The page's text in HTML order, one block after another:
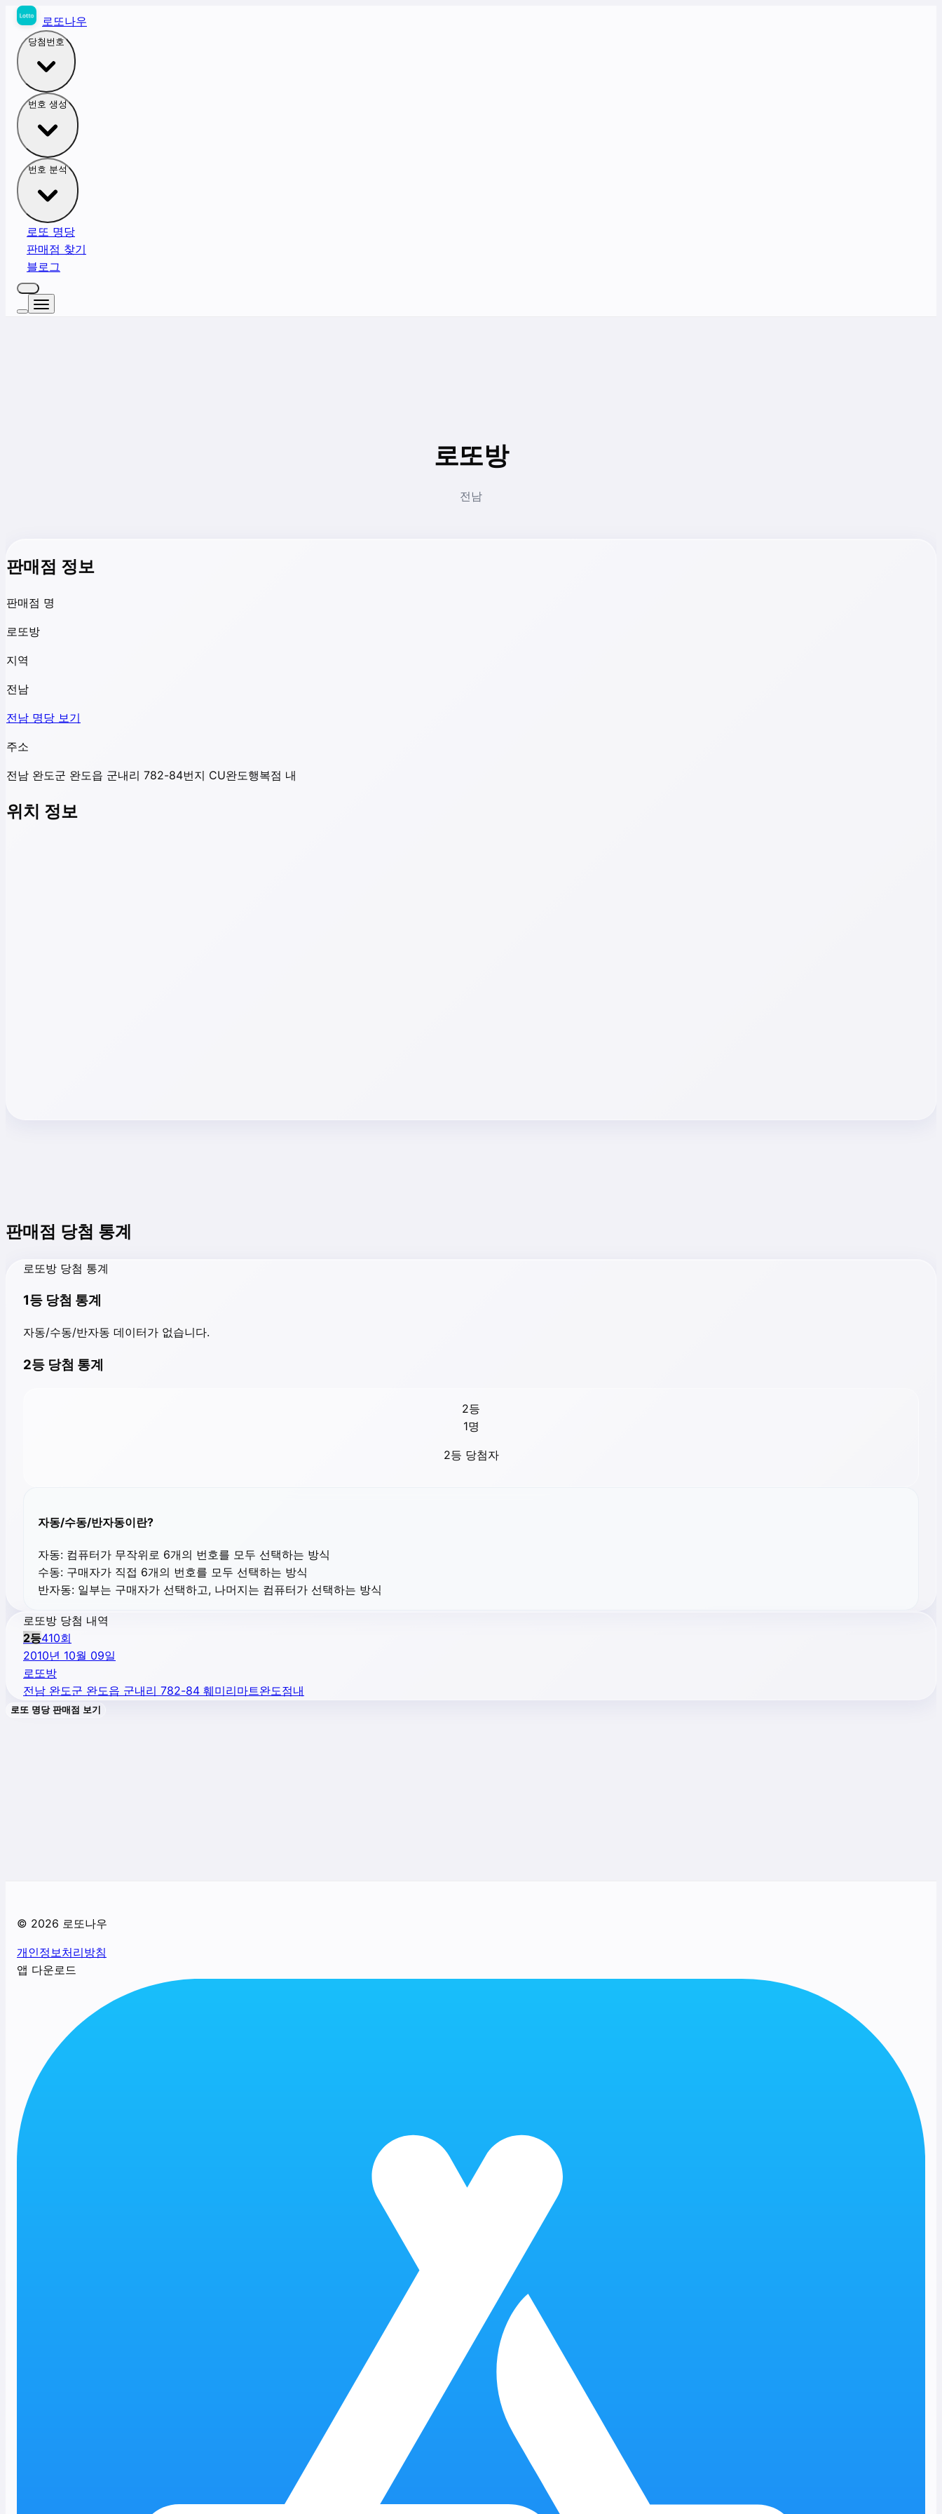
로또나우
당첨번호
번호 생성
번호 분석
로또 명당
판매점 찾기
블로그
로또방
전남
판매점 정보
판매점 명
로또방
지역
전남
전남 명당 보기
주소
전남 완도군 완도읍 군내리 782-84번지 CU완도행복점 내
위치 정보
판매점 당첨 통계
로또방 당첨 통계
1등 당첨 통계
자동/수동/반자동 데이터가 없습니다.
2등 당첨 통계
2등
1명
2등 당첨자
자동/수동/반자동이란?
자동: 컴퓨터가 무작위로 6개의 번호를 모두 선택하는 방식
수동: 구매자가 직접 6개의 번호를 모두 선택하는 방식
반자동: 일부는 구매자가 선택하고, 나머지는 컴퓨터가 선택하는 방식
로또방 당첨 내역
2등410회
2010년 10월 09일
로또방
전남 완도군 완도읍 군내리 782-84 훼미리마트완도점내
로또 명당 판매점 보기
© 2026 로또나우
개인정보처리방침
앱 다운로드